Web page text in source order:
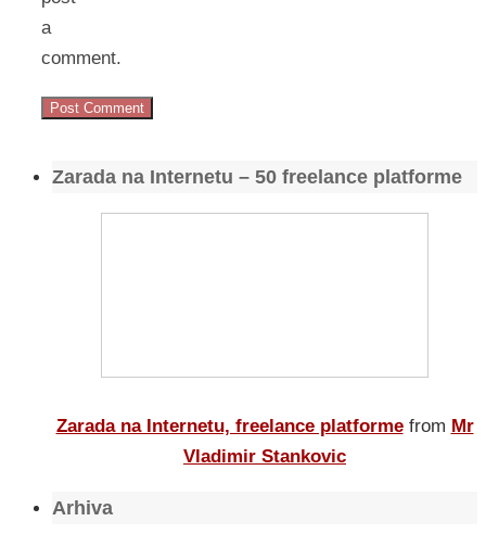
a
comment.
Zarada na Internetu – 50 freelance platforme
Zarada na Internetu, freelance platforme from Mr
Vladimir Stankovic
Arhiva